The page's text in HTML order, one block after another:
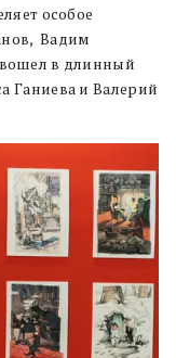
особое
Вадим
в длинный
Ганиева и Валерий